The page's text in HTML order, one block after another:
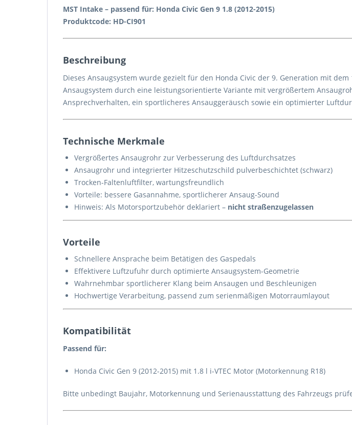
MST Intake – passend für: Honda Civic Gen 9 1.8 (2012-2015)
Produktcode: HD-CI901
Beschreibung
Dieses Ansaugsystem wurde gezielt für den Honda Civic der 9. Generation mit
Ansaugsystem durch eine leistungsorientierte Variante mit vergrößertem
Ansprechverhalten, ein sportlicheres Ansauggeräusch sowie ein optimierter
Technische Merkmale
Vergrößertes Ansaugrohr zur Verbesserung des Luftdurchsatzes
Ansaugrohr und integrierter Hitzeschutzschild pulverbeschichtet (schwarz)
Trocken-Faltenluftfilter, wartungsfreundlich
Vorteile: bessere Gasannahme, sportlicherer Ansaug-Sound
Hinweis: Als Motorsportzubehör deklariert – nicht straßenzugelassen
Vorteile
Schnellere Ansprache beim Betätigen des Gaspedals
Effektivere Luftzufuhr durch optimierte Ansaugsystem-Geometrie
Wahrnehmbar sportlicherer Klang beim Ansaugen und Beschleunigen
Hochwertige Verarbeitung, passend zum serienmäßigen Motorraumlayout
Kompatibilität
Passend für:
Honda Civic Gen 9 (2012-2015) mit 1.8 l i-VTEC Motor (Motorkennung R18)
Bitte unbedingt Baujahr, Motorkennung und Serienausstattung des Fahrzeugs